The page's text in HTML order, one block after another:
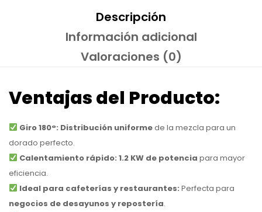
Descripción
Información adicional
Valoraciones (0)
Ventajas del Producto:
Giro 180°: Distribución uniformede la mezcla para un
dorado perfecto.
Calentamiento rápido: 1.2 KW de potencia para mayor
eficiencia.
Ideal para cafeterías y restaurantes: Perfecta para
negocios de desayunos y repostería.